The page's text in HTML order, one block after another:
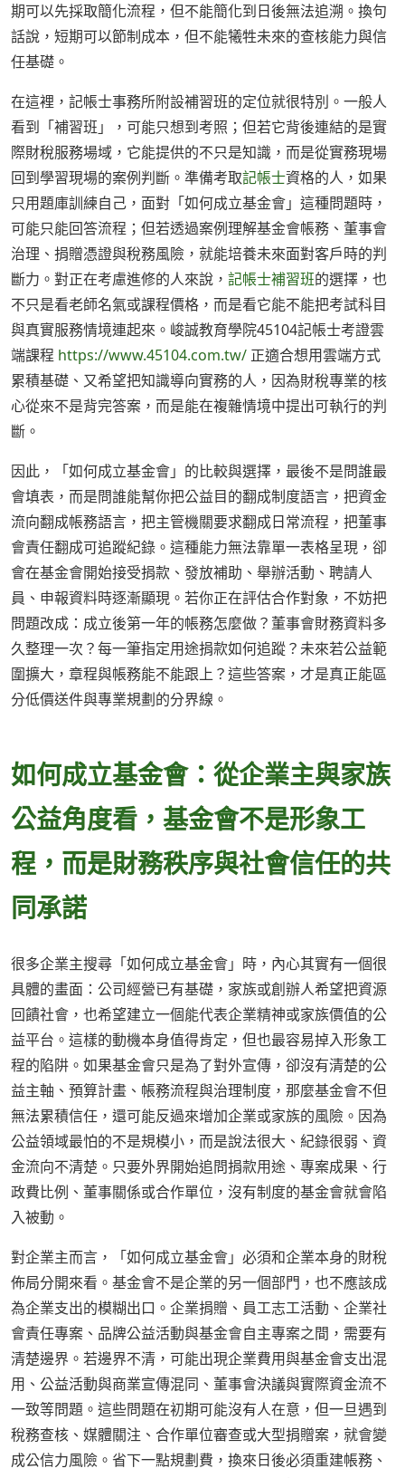
期可以先採取簡化流程，但不能簡化到日後無法追溯。換句
話說，短期可以節制成本，但不能犧牲未來的查核能力與信
任基礎。
在這裡，記帳士事務所附設補習班的定位就很特別。一般人
看到「補習班」，可能只想到考照；但若它背後連結的是實
際財稅服務場域，它能提供的不只是知識，而是從實務現場
回到學習現場的案例判斷。準備考取記帳士資格的人，如果
只用題庫訓練自己，面對「如何成立基金會」這種問題時，
可能只能回答流程；但若透過案例理解基金會帳務、董事會
治理、捐贈憑證與稅務風險，就能培養未來面對客戶時的判
斷力。對正在考慮進修的人來說， 記帳士補習班的選擇，也
不只是看老師名氣或課程價格，而是看它能不能把考試科目
與真實服務情境連起來。峻誠教育學院45104記帳士考證雲
端課程 https://www.45104.com.tw/ 正適合想用雲端方式
累積基礎、又希望把知識導向實務的人，因為財稅專業的核
心從來不是背完答案，而是能在複雜情境中提出可執行的判
斷。
因此，「如何成立基金會」的比較與選擇，最後不是問誰最
會填表，而是問誰能幫你把公益目的翻成制度語言，把資金
流向翻成帳務語言，把主管機關要求翻成日常流程，把董事
會責任翻成可追蹤紀錄。這種能力無法靠單一表格呈現，卻
會在基金會開始接受捐款、發放補助、舉辦活動、聘請人
員、申報資料時逐漸顯現。若你正在評估合作對象，不妨把
問題改成：成立後第一年的帳務怎麼做？董事會財務資料多
久整理一次？每一筆指定用途捐款如何追蹤？未來若公益範
圍擴大，章程與帳務能不能跟上？這些答案，才是真正能區
分低價送件與專業規劃的分界線。
如何成立基金會：從企業主與家族
公益角度看，基金會不是形象工
程，而是財務秩序與社會信任的共
同承諾
很多企業主搜尋「如何成立基金會」時，內心其實有一個很
具體的畫面：公司經營已有基礎，家族或創辦人希望把資源
回饋社會，也希望建立一個能代表企業精神或家族價值的公
益平台。這樣的動機本身值得肯定，但也最容易掉入形象工
程的陷阱。如果基金會只是為了對外宣傳，卻沒有清楚的公
益主軸、預算計畫、帳務流程與治理制度，那麼基金會不但
無法累積信任，還可能反過來增加企業或家族的風險。因為
公益領域最怕的不是規模小，而是說法很大、紀錄很弱、資
金流向不清楚。只要外界開始追問捐款用途、專案成果、行
政費比例、董事關係或合作單位，沒有制度的基金會就會陷
入被動。
對企業主而言，「如何成立基金會」必須和企業本身的財稅
佈局分開來看。基金會不是企業的另一個部門，也不應該成
為企業支出的模糊出口。企業捐贈、員工志工活動、企業社
會責任專案、品牌公益活動與基金會自主專案之間，需要有
清楚邊界。若邊界不清，可能出現企業費用與基金會支出混
用、公益活動與商業宣傳混同、董事會決議與實際資金流不
一致等問題。這些問題在初期可能沒有人在意，但一旦遇到
稅務查核、媒體關注、合作單位審查或大型捐贈案，就會變
成公信力風險。省下一點規劃費，換來日後必須重建帳務、